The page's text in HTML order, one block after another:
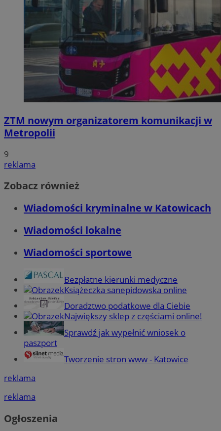
ZTM nowym organizatorem komunikacji w
Metropolii
9
reklama
Zobacz również
Wiadomości kryminalne w Katowicach
Wiadomości lokalne
Wiadomości sportowe
Bezpłatne kierunki medyczne
Książeczka sanepidowska online
Doradztwo podatkowe dla Ciebie
Największy sklep z częściami online!
Sprawdź jak wypełnić wniosek o
paszport
Tworzenie stron www - Katowice
reklama
reklama
Ogłoszenia